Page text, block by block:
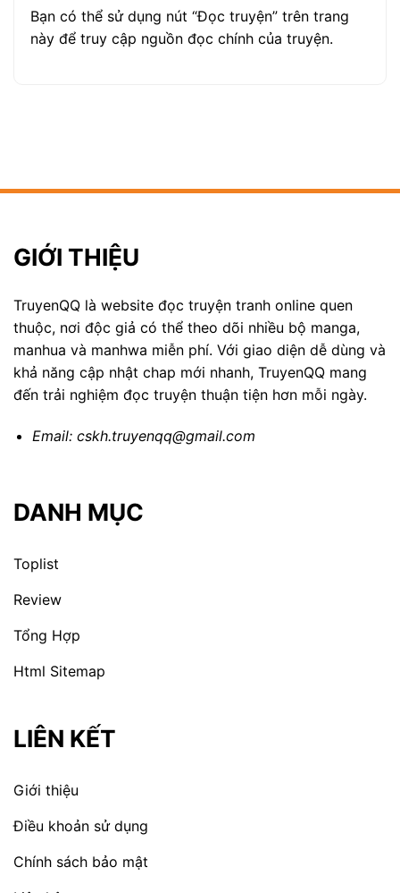
Bạn có thể sử dụng nút “Đọc truyện” trên trang
này để truy cập nguồn đọc chính của truyện.
GIỚI THIỆU
TruyenQQ là website đọc truyện tranh online quen
thuộc, nơi độc giả có thể theo dõi nhiều bộ manga,
manhua và manhwa miễn phí. Với giao diện dễ dùng và
khả năng cập nhật chap mới nhanh, TruyenQQ mang
đến trải nghiệm đọc truyện thuận tiện hơn mỗi ngày.
Email: cskh.truyenqq@gmail.com
DANH MỤC
Toplist
Review
Tổng Hợp
Html Sitemap
LIÊN KẾT
Giới thiệu
Điều khoản sử dụng
Chính sách bảo mật